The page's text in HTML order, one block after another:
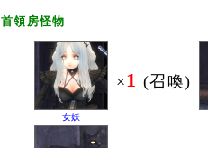
首領房怪物
女妖
×1 (召喚)